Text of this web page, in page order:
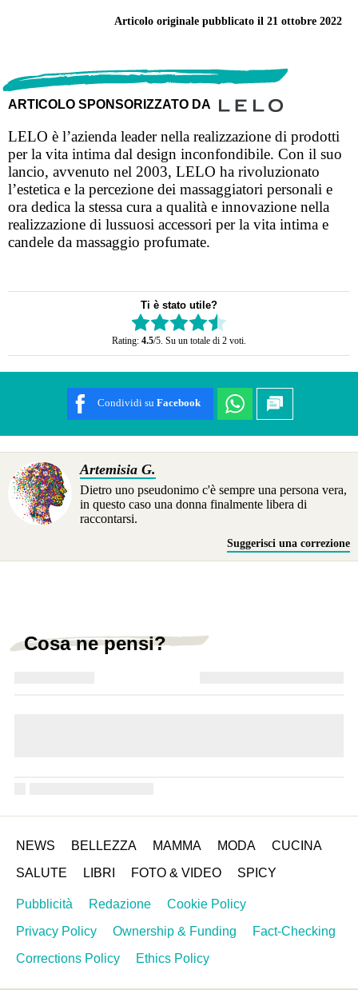
Articolo originale pubblicato il 21 ottobre 2022
ARTICOLO SPONSORIZZATO DA
LELO è l’azienda leader nella realizzazione di prodotti
per la vita intima dal design inconfondibile. Con il suo
lancio, avvenuto nel 2003, LELO ha rivoluzionato
l’estetica e la percezione dei massaggiatori personali e
ora dedica la stessa cura a qualità e innovazione nella
realizzazione di lussuosi accessori per la vita intima e
candele da massaggio profumate.
Ti è stato utile?
Rate this item:
SUBMIT RATING
Rating: 4.5/5. Su un totale di 2 voti.
Condividi su Facebook
Artemisia G.
Dietro uno pseudonimo c'è sempre una persona vera,
in questo caso una donna finalmente libera di
raccontarsi.
Suggerisci una correzione
Cosa ne pensi?
NEWS BELLEZZA MAMMA MODA
CUCINA
SALUTE
LIBRI FOTO & VIDEO SPICY
Pubblicità Redazione
Cookie Policy
Privacy Policy
Ownership & Funding
Fact-Checking
Corrections Policy
Ethics Policy